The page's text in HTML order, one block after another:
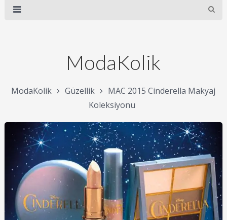
ModaKolik
ModaKolik Güzellik
MAC 2015 Cinderella Makyaj
Koleksiyonu